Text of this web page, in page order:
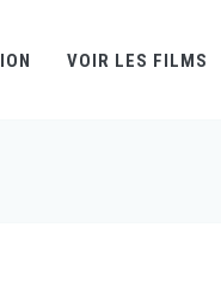
VOIR LES FILMS